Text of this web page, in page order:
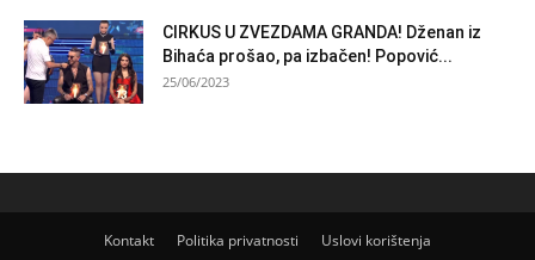
CIRKUS U ZVEZDAMA GRANDA! Dženan iz
Bihaća prošao, pa izbačen! Popović...
25/06/2023
Kontakt Politika privatnosti Uslovi korištenja